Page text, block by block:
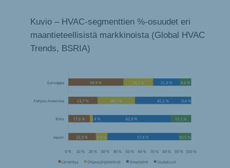
Kuvio – HVAC-segmenttien %-osuudet eri
maantieteellisistä markkinoista (Global HVAC
Trends, BSRIA)